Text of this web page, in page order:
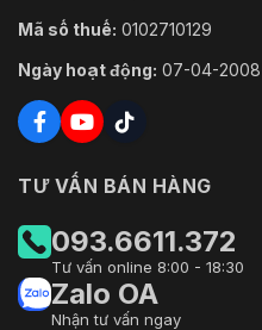
Mã số thuế: 0102710129
Ngày hoạt động: 07-04-2008
TƯ VẤN BÁN HÀNG
093.6611.372
Tư vấn online 8:00 - 18:30
Zalo OA
Nhận tư vấn ngay